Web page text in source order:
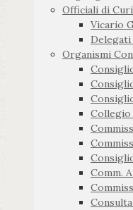
Officiali di
Vicario
Organismi
Comm.